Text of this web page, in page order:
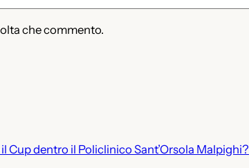
che commento.
Cup dentro il Policlinico Sant’Orsola Malpighi?